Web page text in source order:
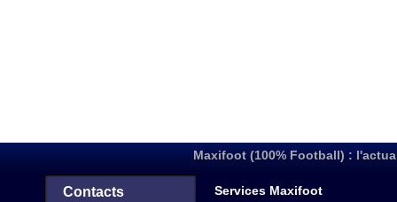
Maxifoot (100% Football) :
Contacts Services Maxifoot